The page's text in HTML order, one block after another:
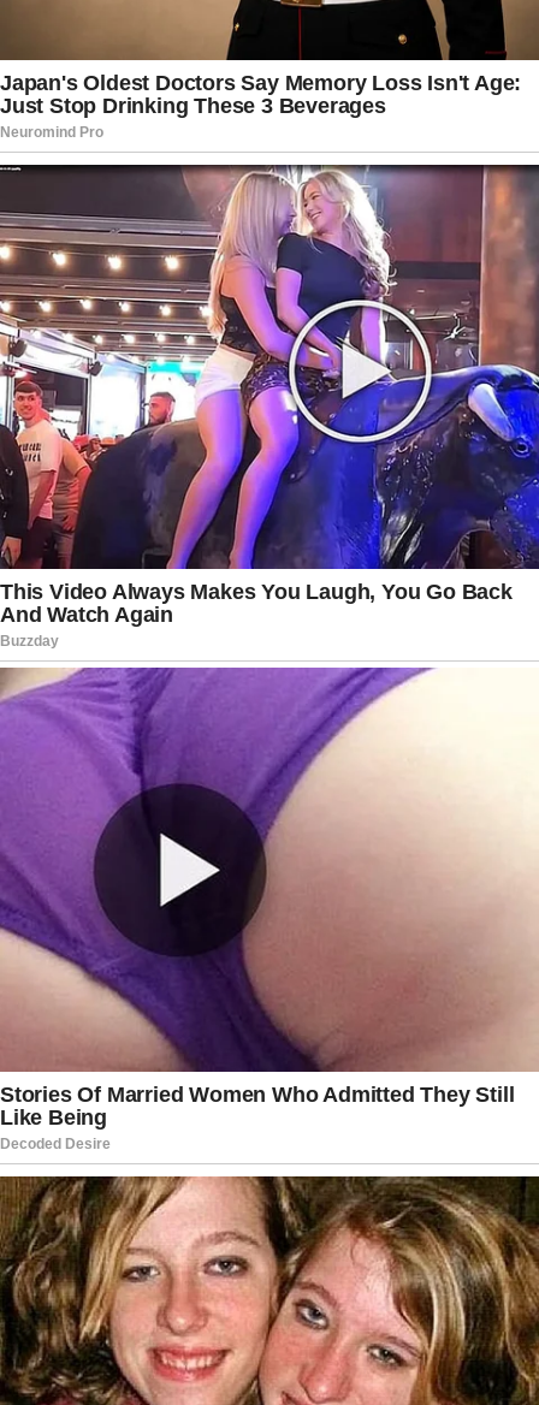
junto ao Supremo Tribunal Federal (STF),
alegando que houve incitação ao crime por parte
do presidente da República. O pedido deverá ser
analisado conforme os procedimentos legais
previstos pela Corte.
Enquanto isso, aliados de Lula argumentam que a
fala teve caráter político e histórico, sem
qualquer intenção de ameaça pessoal. A
declaração também gerou debates entre
especialistas e observadores da cena política,
que apontam a crescente tensão entre governo
e oposição em um ambiente já marcado por
forte polarização.
A cerimônia que homenageou Flávio Bolsonaro
também se transformou em palco de
manifestações. Do lado de fora da Câmara
Municipal, grupos contrários à homenagem
realizaram protestos. Já dentro do plenário,
apoiadores do senador marcaram presença e
celebraram a entrega do título honorário.
O episódio mostra como discursos públicos
seguem sendo acompanhados de perto em um
cenário político cada vez mais sensível.
Declarações que antes poderiam ser vistas
apenas como críticas ou figuras de linguagem
acabam ganhando interpretações distintas,
ampliando o debate nas redes sociais, no meio
jurídico e entre lideranças partidárias.
Nos próximos dias, a expectativa é que tanto a
eventual ação apresentada ao STF quanto os
desdobramentos políticos da polêmica
continuem repercutindo em Brasília e nos
estados. O caso reforça que o embate entre